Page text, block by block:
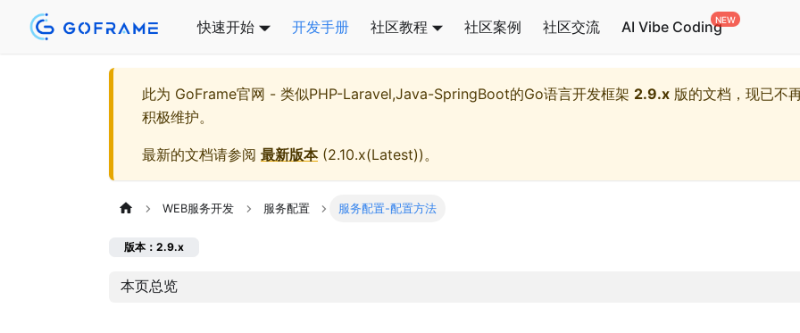
快速开始 开发手册 社区教程 社区案例 社区交流 AI Vibe Coding
此为 GoFrame官网 - 类似PHP-Laravel,Java-SpringBoot的Go语言开发框架 2.9.x 版的文档，现已不
积极维护。
最新的文档请参阅 最新版本(2.10.x(Latest))。
WEB服务开发 服务配置 服务配置-配置方法
版本：2.9.x
本页总览